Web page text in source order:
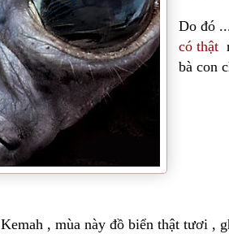
Do đó
có thật
bà con
Kemah, mùa này đồ biển thật tươi ,